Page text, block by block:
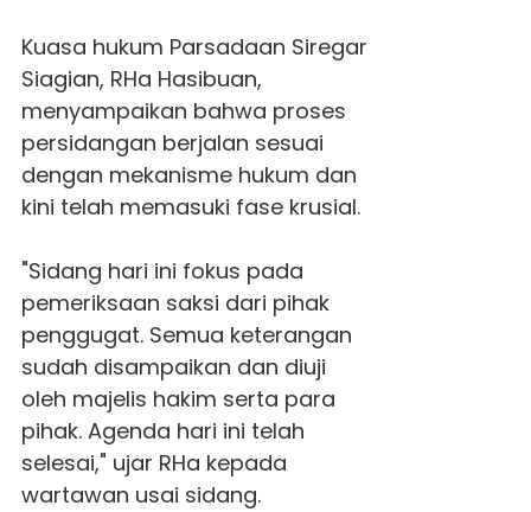
Kuasa hukum Parsadaan Siregar
Siagian, RHa Hasibuan,
menyampaikan bahwa proses
persidangan berjalan sesuai
dengan mekanisme hukum dan
kini telah memasuki fase krusial.
"Sidang hari ini fokus pada
pemeriksaan saksi dari pihak
penggugat. Semua keterangan
sudah disampaikan dan diuji
oleh majelis hakim serta para
pihak. Agenda hari ini telah
selesai," ujar RHa kepada
wartawan usai sidang.